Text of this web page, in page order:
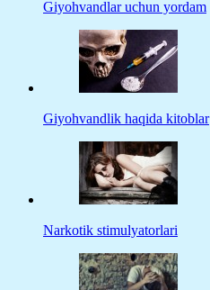
Giyohvandlar uchun yordam
Giyohvandlik haqida kitoblar
Narkotik stimulyatorlari